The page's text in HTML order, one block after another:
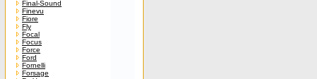
Final-Sound
Finevu
Fiore
Fly
Focal
Focus
Force
Ford
Fornelli
Forsage